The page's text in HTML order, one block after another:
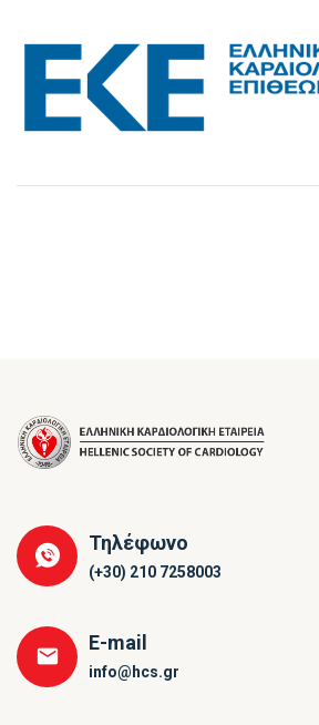
Τηλέφωνο
(+30) 210 7258003
E-mail
info@hcs.gr